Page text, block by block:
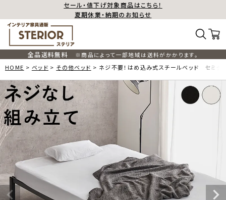
セール・値下げ対象商品はこちら！
夏期休業・納期のお知らせ
全品送料無料
※商品によって一部地域は送料がかかります。
HOME
ベッド その他ベッド ネジ不要！はめ込み式スチールベッド セミダ